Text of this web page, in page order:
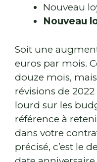
Nouveau
Nouveau
Soit une
euros par mois.
douze mois,
révisions de
lourd sur les
référence à
dans votre
précisé, c’est le